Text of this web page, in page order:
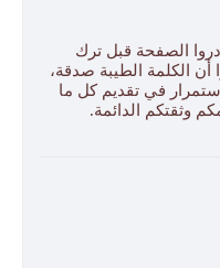
الصفحة قبل ترك
الكلمة الطيبة صدقة،
في تقديم كل ما
وثقتكم الدائمة.